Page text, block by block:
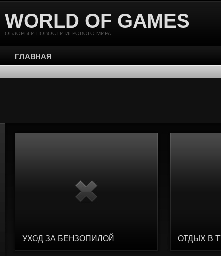
WORLD OF GAMES
ОБЗОРЫ И НОВОСТИ ИГРОВОГО МИРА
ГЛАВНАЯ
УХОД ЗА БЕНЗОПИЛОЙ ОТДЫХ В